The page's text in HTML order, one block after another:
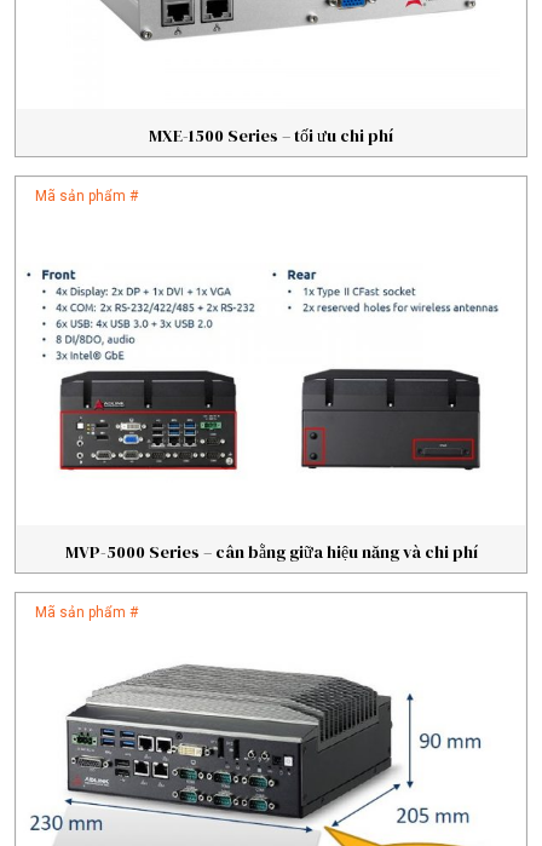
MXE-1500 Series – tối ưu chi phí
Mã sản phẩm #
MVP-5000 Series – cân bằng giữa hiệu năng và chi phí
Mã sản phẩm #